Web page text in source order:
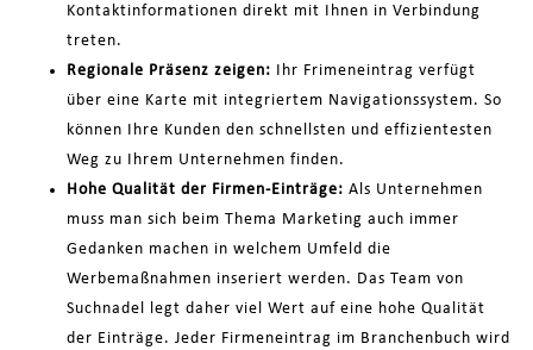
Kontaktinformationen direkt mit Ihnen in Verbindung
treten.
Regionale Präsenz zeigen: Ihr Frimeneintrag verfügt
über eine Karte mit integriertem Navigationssystem. So
können Ihre Kunden den schnellsten und effizientesten
Weg zu Ihrem Unternehmen finden.
Hohe Qualität der Firmen-Einträge: Als Unternehmen
muss man sich beim Thema Marketing auch immer
Gedanken machen in welchem Umfeld die
Werbemaßnahmen inseriert werden. Das Team von
Suchnadel legt daher viel Wert auf eine hohe Qualität
der Einträge. Jeder Firmeneintrag im Branchenbuch wird